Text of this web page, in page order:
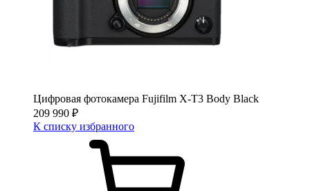
Цифровая фотокамера Fujifilm X-T3 Body Black
209 990 ₽
К списку избранного